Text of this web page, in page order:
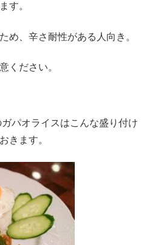
す。
め、辛さ耐性がある人向き。
ください。
パオライスはこんな盛り付け
きます。